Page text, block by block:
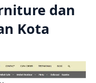
dan
Kota